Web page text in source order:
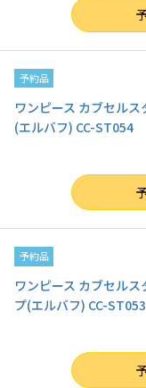
予約品
ワンピース カブセルス
(エルバフ) CC-ST054
予約品
ワンピース カブセルス
プ(エルバフ) CC-ST053